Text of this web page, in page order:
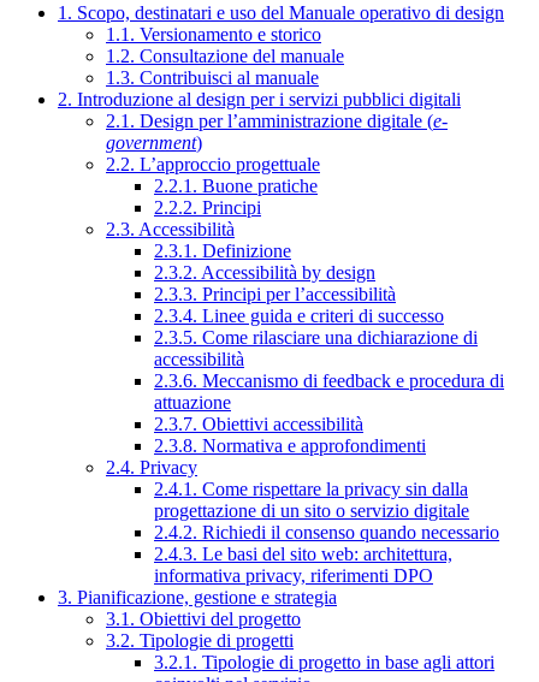
1. Scopo, destinatari e uso del Manuale operativo di design
1.1. Versionamento e storico
1.2. Consultazione del manuale
1.3. Contribuisci al manuale
2. Introduzione al design per i servizi pubblici digitali
2.1. Design per l’amministrazione digitale (e-
government)
2.2. L’approccio progettuale
2.2.1. Buone pratiche
2.2.2. Principi
2.3. Accessibilità
2.3.1. Definizione
2.3.2. Accessibilità by design
2.3.3. Principi per l’accessibilità
2.3.4. Linee guida e criteri di successo
2.3.5. Come rilasciare una dichiarazione di
accessibilità
2.3.6. Meccanismo di feedback e procedura di
attuazione
2.3.7. Obiettivi accessibilità
2.3.8. Normativa e approfondimenti
2.4. Privacy
2.4.1. Come rispettare la privacy sin dalla
progettazione di un sito o servizio digitale
2.4.2. Richiedi il consenso quando necessario
2.4.3. Le basi del sito web: architettura,
informativa privacy, riferimenti DPO
3. Pianificazione, gestione e strategia
3.1. Obiettivi del progetto
3.2. Tipologie di progetti
3.2.1. Tipologie di progetto in base agli attori